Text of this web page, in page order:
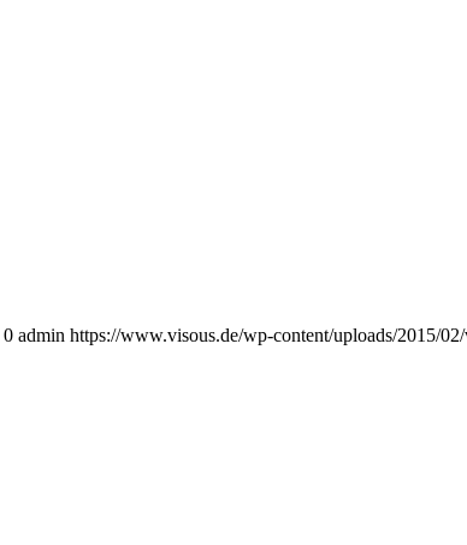
0 admin https://www.visous.de/wp-content/uploads/2015/